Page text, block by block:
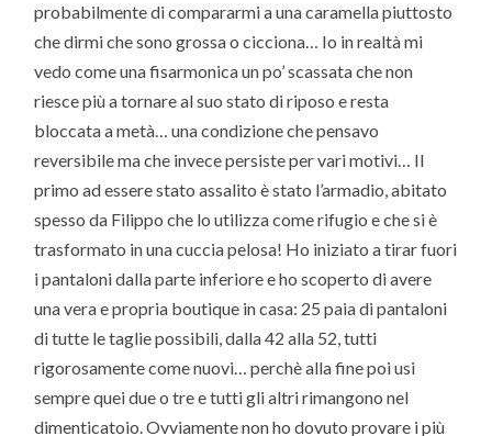
probabilmente di compararmi a una caramella piuttosto
che dirmi che sono grossa o cicciona… Io in realtà mi
vedo come una fisarmonica un po’ scassata che non
riesce più a tornare al suo stato di riposo e resta
bloccata a metà… una condizione che pensavo
reversibile ma che invece persiste per vari motivi… Il
primo ad essere stato assalito è stato l’armadio, abitato
spesso da Filippo che lo utilizza come rifugio e che si è
trasformato in una cuccia pelosa! Ho iniziato a tirar fuori
i pantaloni dalla parte inferiore e ho scoperto di avere
una vera e propria boutique in casa: 25 paia di pantaloni
di tutte le taglie possibili, dalla 42 alla 52, tutti
rigorosamente come nuovi… perchè alla fine poi usi
sempre quei due o tre e tutti gli altri rimangono nel
dimenticatoio. Ovviamente non ho dovuto provare i più